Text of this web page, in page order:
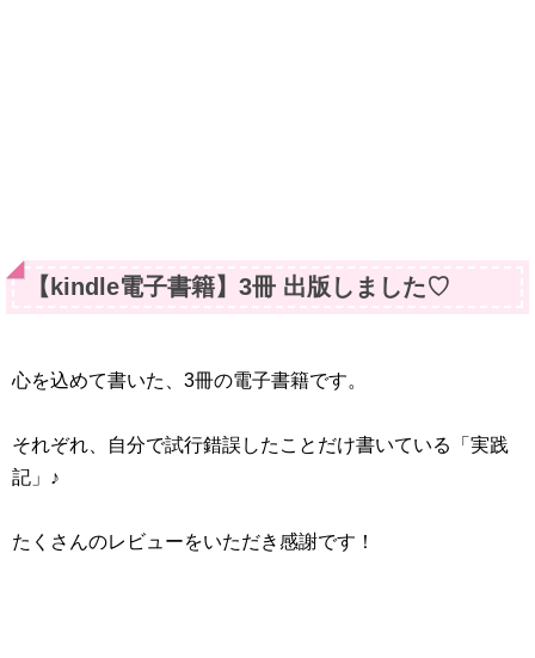
【kindle電子書籍】3冊 出版しました♡
心を込めて書いた、3冊の電子書籍です。
それぞれ、自分で試行錯誤したことだけ書いている「実践
記」♪
たくさんのレビューをいただき感謝です！